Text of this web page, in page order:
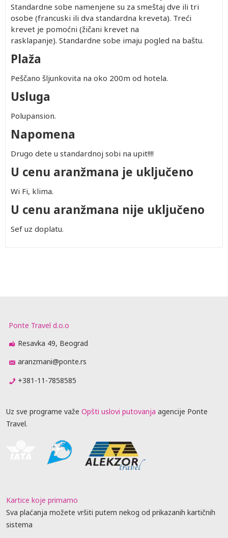
Standardne sobe namenjene su za smeštaj dve ili tri
osobe (francuski ili dva standardna kreveta). Treći
krevet je pomoćni (žičani krevet na
rasklapanje). Standardne sobe imaju pogled na baštu.
Plaža
Peščano šljunkovita na oko 200m od hotela.
Usluga
Polupansion.
Napomena
Drugo dete u standardnoj sobi na upit!!!!
U cenu aranžmana je uključeno
Wi Fi, klima.
U cenu aranžmana nije uključeno
Sef uz doplatu.
Ponte Travel d.o.o
Resavka 49, Beograd
aranzmani@ponte.rs
+381-11-7858585
Uz sve programe važe Opšti uslovi putovanja agencije Ponte
Travel.
Kartice koje primamo
Sva plaćanja možete vršiti putem nekog od prikazanih kartičnih
sistema